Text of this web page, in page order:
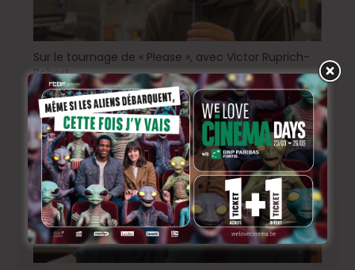
Sur le tournage de « Please », avec Victor Ruprich-
Robert
2 semaines ago